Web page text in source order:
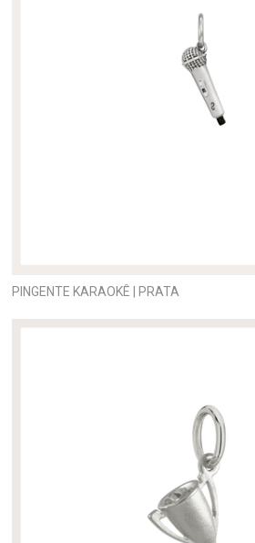
PINGENTE KARAOKÊ | PRATA